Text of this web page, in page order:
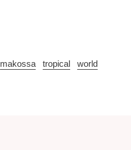
makossa tropical
world